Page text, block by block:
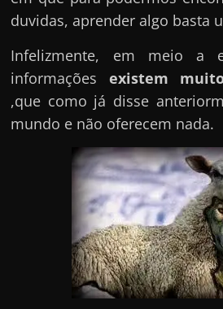
duvidas, aprender algo basta
Infelizmente, em meio a
informações existem
,que como já disse
mundo e não oferecem nada.